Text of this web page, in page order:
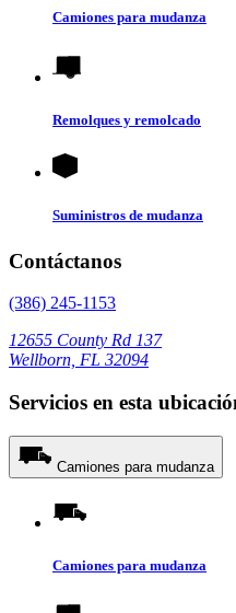
Camiones para mudanza
Remolques y remolcado
Suministros de mudanza
Contáctanos
(386) 245-1153
12655 County Rd 137
Wellborn, FL 32094
Servicios en esta
Camiones para mudanza
Camiones para mudanza